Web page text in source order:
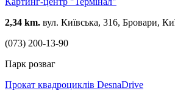
2,34 km. вул. Київська, 316, Бровари,
(073) 200-13-90
Парк розваг
Прокат квадроциклів DesnaDrive